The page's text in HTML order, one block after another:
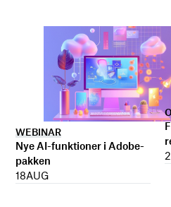
WEBINAR
Nye AI-funktioner i Adobe-
pakken
18AUG